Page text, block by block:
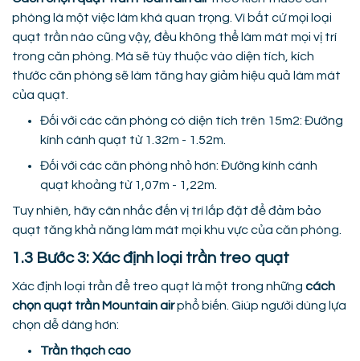
phòng là một việc làm khá quan trọng. Vì bất cứ mọi loại
quạt trần nào cũng vậy, đều không thể làm mát mọi vị trí
trong căn phòng. Mà sẽ tùy thuộc vào diện tích, kích
thước căn phòng sẽ làm tăng hay giảm hiệu quả làm mát
của quạt.
Đối với các căn phòng có diện tích trên 15m2: Đường
kính cánh quạt từ 1.32m - 1.52m.
Đối với các căn phòng nhỏ hơn: Đường kính cánh
quạt khoảng từ 1,07m - 1,22m.
Tuy nhiên, hãy cân nhắc đến vị trí lắp đặt để đảm bảo
quạt tăng khả năng làm mát mọi khu vực của căn phòng.
1.3 Bước 3: Xác định loại trần treo quạt
Xác định loại trần để treo quạt là một trong những cách
chọn quạt trần Mountain airphổ biến. Giúp người dùng lựa
chọn dễ dàng hơn:
Trần thạch cao